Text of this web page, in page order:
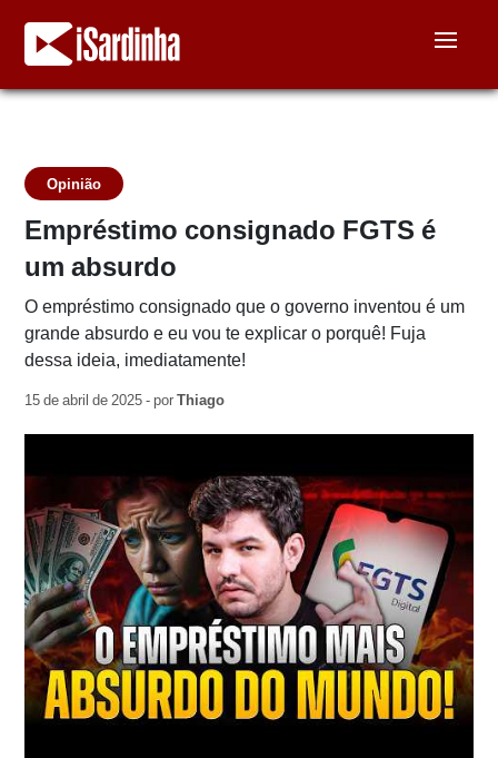
Opinião
Empréstimo consignado FGTS é
um absurdo
O empréstimo consignado que o governo inventou é um
grande absurdo e eu vou te explicar o porquê! Fuja
dessa ideia, imediatamente!
15 de abril de 2025 - porThiago